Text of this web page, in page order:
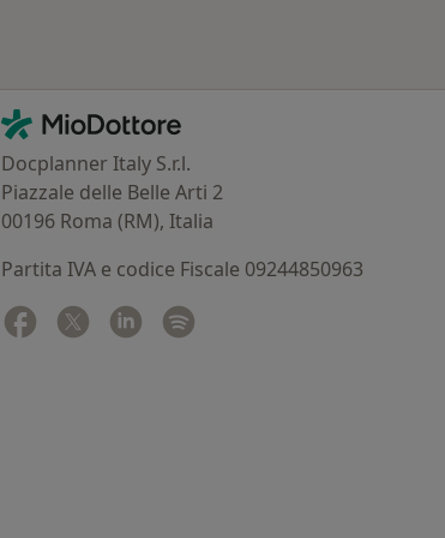
Contatti
MioDottore - Homepage
Docplanner Italy S.r.l.
Piazzale delle Belle Arti 2
00196 Roma (RM), Italia
Partita IVA e codice Fiscale 09244850963
Facebook
si apre in una nuova scheda
Twitter
si apre in una nuova scheda
Linkedin
si apre in una nuova scheda